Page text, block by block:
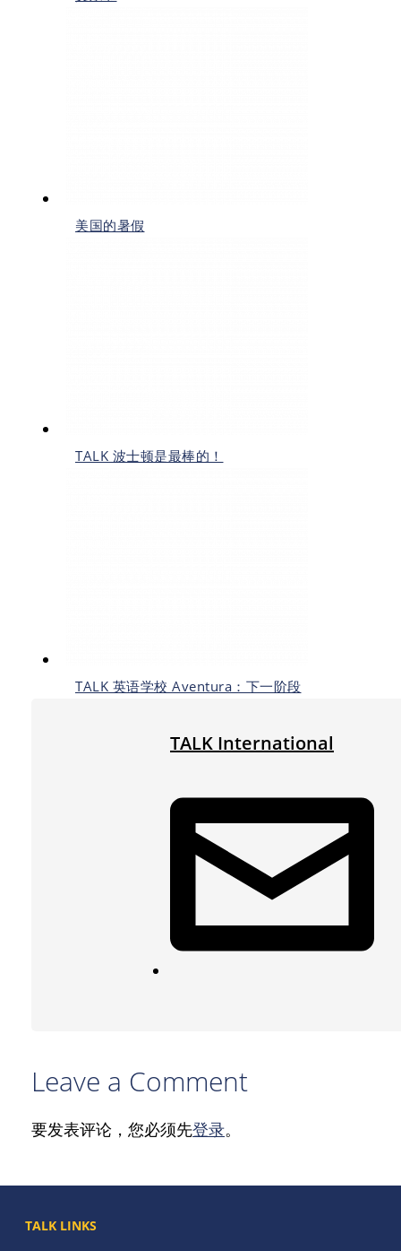
美国的暑假
TALK 波士顿是最棒的！
TALK 英语学校 Aventura：下一阶段
TALK International
Leave a Comment
要发表评论，您必须先登录。
TALK LINKS